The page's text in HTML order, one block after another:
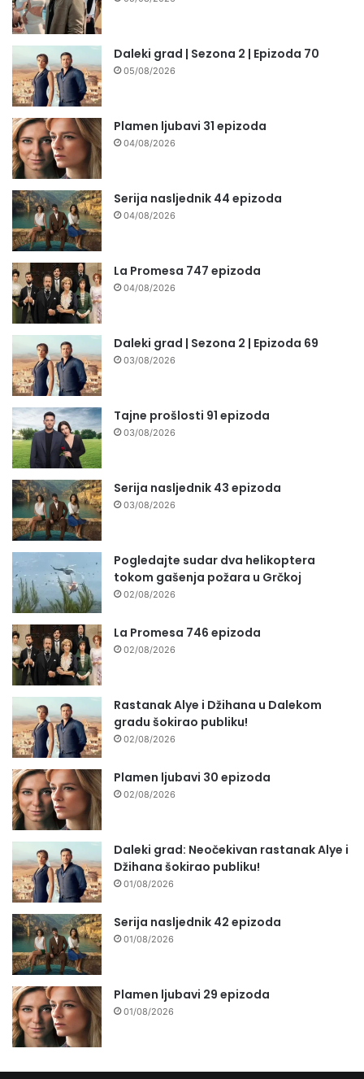
Daleki grad | Sezona 2 | Epizoda 70
05/08/2026
Plamen ljubavi 31 epizoda
04/08/2026
Serija nasljednik 44 epizoda
04/08/2026
La Promesa 747 epizoda
04/08/2026
Daleki grad | Sezona 2 | Epizoda 69
03/08/2026
Tajne prošlosti 91 epizoda
03/08/2026
Serija nasljednik 43 epizoda
03/08/2026
Pogledajte sudar dva helikoptera
tokom gašenja požara u Grčkoj
02/08/2026
La Promesa 746 epizoda
02/08/2026
Rastanak Alye i Džihana u Dalekom
gradu šokirao publiku!
02/08/2026
Plamen ljubavi 30 epizoda
02/08/2026
Daleki grad: Neočekivan rastanak Alye i
Džihana šokirao publiku!
01/08/2026
Serija nasljednik 42 epizoda
01/08/2026
Plamen ljubavi 29 epizoda
01/08/2026